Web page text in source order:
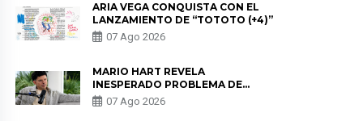
ARIA VEGA CONQUISTA CON EL
LANZAMIENTO DE “TOTOTO (+4)”
07 Ago 2026
MARIO HART REVELA
INESPERADO PROBLEMA DE
SALUD ANTES DE SEPARARSE DE
KORINA: “ME ENCONTRARON UN
07 Ago 2026